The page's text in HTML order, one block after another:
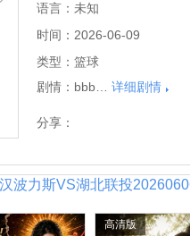
语言： 未知
时间： 2026-06-09
类型： 篮球
剧情： bbb… 详细剧情
分享：
波力斯VS湖北联投
高清版